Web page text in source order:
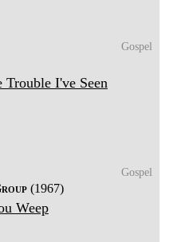
Gospel
I've Seen
Gospel
(1967)
Weep